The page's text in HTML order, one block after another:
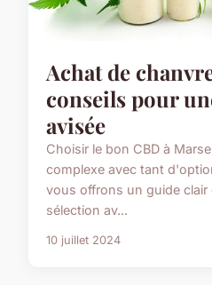
Achat de
conseils pour
avisée
Choisir le bon CBD à
complexe avec tant
vous offrons un guide clair
sélection av...
10 juillet 2024